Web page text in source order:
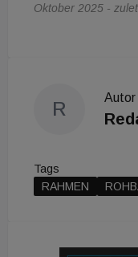
Oktober 2025 -
R
Autor
Tags
RAHMEN